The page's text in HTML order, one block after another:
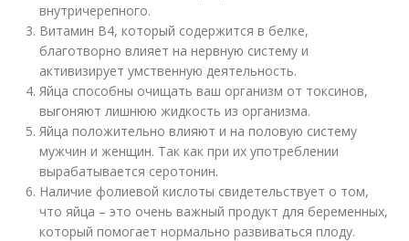
внутричерепного.
Витамин B4, который содержится в белке,
благотворно влияет на нервную систему и
активизирует умственную деятельность.
Яйца способны очищать ваш организм от токсинов,
выгоняют лишнюю жидкость из организма.
Яйца положительно влияют и на половую систему
мужчин и женщин. Так как при их употреблении
вырабатывается серотонин.
Наличие фолиевой кислоты свидетельствует о том,
что яйца – это очень важный продукт для беременных,
который помогает нормально развиваться плоду.